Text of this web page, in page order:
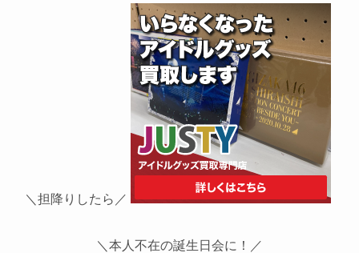
＼担降りしたら／
＼本人不在の誕生日会に！／